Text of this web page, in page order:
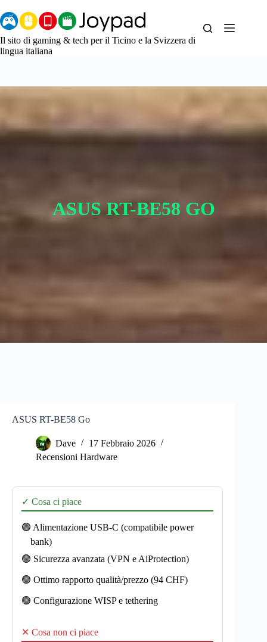
al
contenuto
Il sito di gaming & tech per il Ticino e la Svizzera di
lingua italiana
ASUS RT-BE58 GO
ASUS RT-BE58 Go
Dave
17 Febbraio 2026
Recensioni Hardware
✓ Cosa ci piace
🟢 Alimentazione USB-C (compatibile power
bank)
🟢 Sicurezza avanzata (VPN e AiProtection)
🟢 Ottimo rapporto qualità/prezzo (94 CHF)
🟢 Configurazione WISP e tethering
✕ Cosa non ci piace